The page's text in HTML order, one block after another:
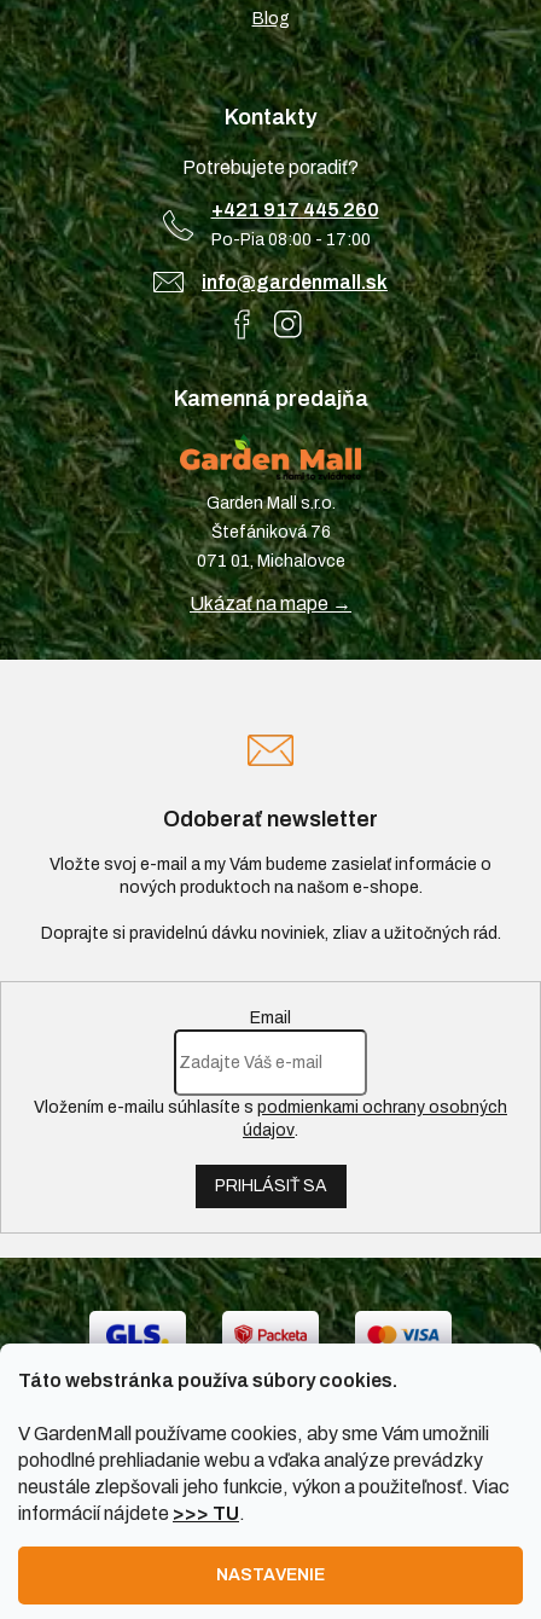
Táto webstránka používa súbory cookies.
V GardenMall používame cookies, aby sme Vám umožnili
pohodlné prehliadanie webu a vďaka analýze prevádzky
neustále zlepšovali jeho funkcie, výkon a použiteľnosť. Viac
informácií nájdete >>> TU.
NASTAVENIE
Blog
Kontakty
Potrebujete poradiť?
+421 917 445 260
Po-Pia 08:00 - 17:00
info@gardenmall.sk
Kamenná predajňa
Garden Mall s.r.o.
Štefániková 76
071 01, Michalovce
Ukázať na mape →
Odoberať newsletter
Vložte svoj e-mail a my Vám budeme zasielať informácie o
nových produktoch na našom e-shope.
Email
Vložením e-mailu súhlasíte s podmienkami ochrany osobných
údajov
PRIHLÁSIŤ SA